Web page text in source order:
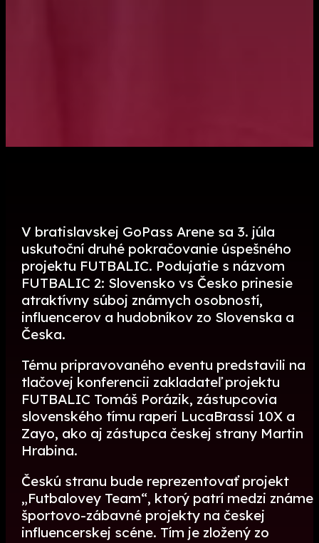
V bratislavskej GoPass Arene sa 3. júla
uskutoční druhé pokračovanie úspešného
projektu FUTBALIC. Podujatie s názvom
FUTBALIC 2: Slovensko vs Česko prinesie
atraktívny súboj známych osobností,
influencerov a hudobníkov zo Slovenska a
Česka.
Tému pripravovaného eventu predstavili na
tlačovej konferencii zakladateľ projektu
FUTBALIC Tomáš Porázik, zástupcovia
slovenského tímu raperi LucaBrassi 10X a
Zayo, ako aj zástupca českej strany Martin
Hrabina.
Českú stranu bude reprezentovať projekt
„Futbalovey Team“, ktorý patrí medzi známe
športovo-zábavné projekty na českej
influencerskej scéne. Tím je zložený zo